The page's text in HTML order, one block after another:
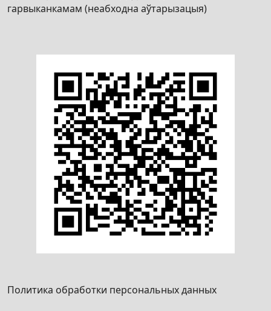
гарвыканкамам (неабходна аўтарызацыя)
Политика обработки персональных данных